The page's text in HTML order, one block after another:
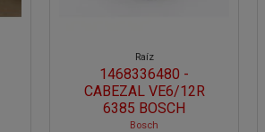
Raíz
1468336480 -
CABEZAL VE6/12R
6385 BOSCH
Bosch